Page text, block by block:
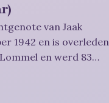
van Jaak
1942 en is overleden
en werd 83